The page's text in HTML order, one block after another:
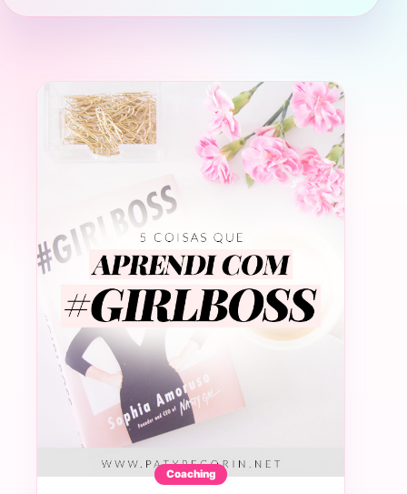
Coaching